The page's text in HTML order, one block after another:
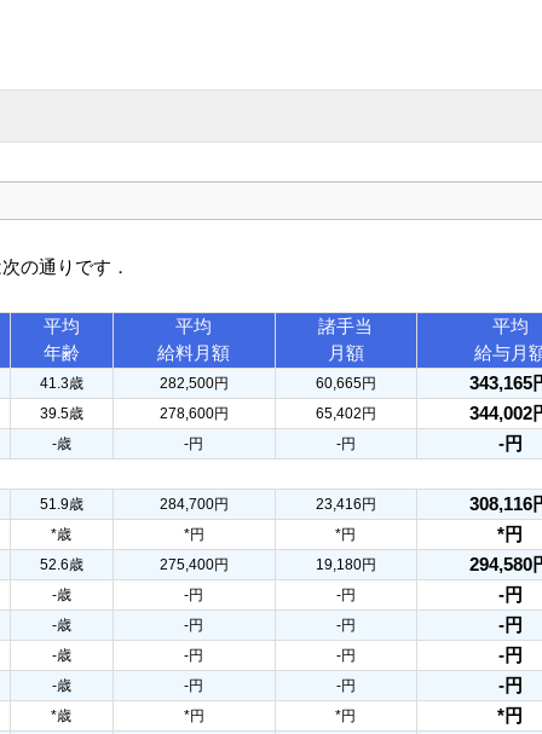
の通りです．
平均
年齢
平均
給料月額
諸手当
月額
平均
給与月
41.3歳 282,500円 60,665円 343,165
39.5歳 278,600円 65,402円 344,002
-歳 -円 -円 -円
51.9歳 284,700円 23,416円 308,116
*歳 *円 *円 *円
52.6歳 275,400円 19,180円 294,580
-歳 -円 -円 -円
-歳 -円 -円 -円
-歳 -円 -円 -円
-歳 -円 -円 -円
*歳 *円 *円 *円